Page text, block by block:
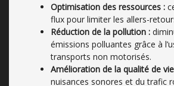
Optimisation des ressources :
flux pour limiter les allers-
Réduction de la pollution :
émissions polluantes grâce à
transports non motorisés.
Amélioration de la qualité de
nuisances sonores et du trafic